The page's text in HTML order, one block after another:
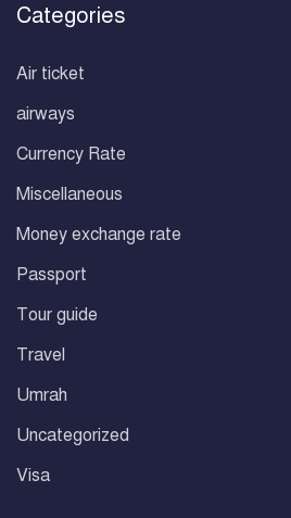
Categories
Air ticket
airways
Currency Rate
Miscellaneous
Money exchange rate
Passport
Tour guide
Travel
Umrah
Uncategorized
Visa